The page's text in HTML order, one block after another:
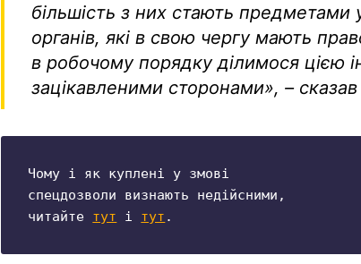
більшість з них стають предметами
органів, які в свою чергу мають
в робочому порядку ділимося цією
зацікавленими сторонами», –
Чому і як куплені у змові
спецдозволи визнають недійсними,
читайте тут і тут .